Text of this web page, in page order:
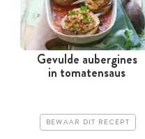
Gevulde aubergines
in tomatensaus
BEWAAR DIT RECEPT